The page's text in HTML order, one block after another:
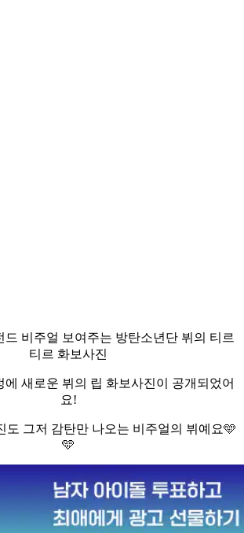
드 비주얼 보여주는 방탄소년단 뷔의 티르
티르 화보사진
에 새로운 뷔의 립 화보사진이 공개되었어
요!
도 그저 감탄만 나오는 비주얼의 뷔예요🩵
🩵